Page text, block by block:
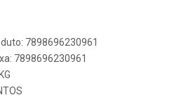
7898696230961
7898696230961